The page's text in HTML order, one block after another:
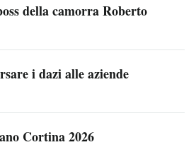
della camorra Roberto
i dazi alle aziende
Cortina 2026